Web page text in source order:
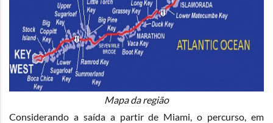
Mapa da região
Considerando a saída a partir de Miami, o percurso, em